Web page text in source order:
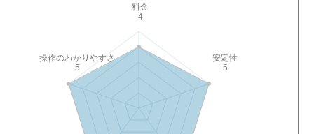
料金
4
操作のわかりやすさ
5
安定性
5